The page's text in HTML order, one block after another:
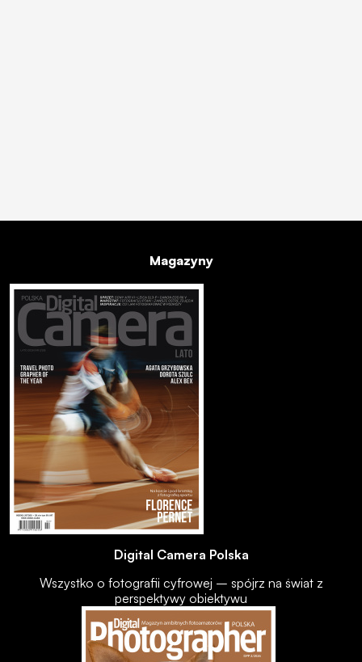
Magazyny
Digital Camera Polska
Wszystko o fotografii cyfrowej – spójrz na świat z
perspektywy obiektywu